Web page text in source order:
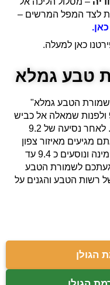
לצד המפל המרשים –
כאן למעלה.
טבע גמלא
"שמורת הטבע גמלא"
לבאים מהדרום ניתן לנסוע בכביש 98 ולפנות שמאלה אל כביש
808 בדרום רמת הגולן בצומת חספין. לאחר נסיעה של 9.2
מאיזור צפון
דרך כביש 87 בצומת המפלים פונים ימינה ונוסעים כ 9.4 עד
לשמורת הטבע
רשות הטבע והגנים על
הגולן